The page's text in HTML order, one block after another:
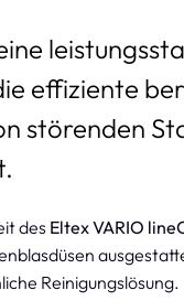
effiziente
störenden
des Eltex VARIO
Reinigungslösung.